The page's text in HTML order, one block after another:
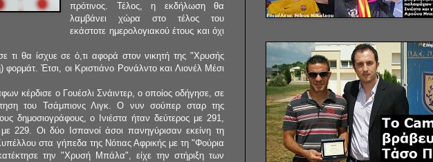
πρότινος. Τέλος, η εκδήλωση θα
λαμβάνει χώρα στο τέλος του
εκάστοτε ημερολογιακού έτους και όχι
τι θα ίσχυε σε ό,τι αφορά στον νικητή της "Χρυσής
Έτσι, οι Κριστιάνο Ρονάλντο και Λιονέλ Μέσι
κέρδισε ο Γουέσλι Σνάιντερ, ο οποίος οδήγησε, σε
του Τσάμπιονς Λιγκ. Ο νυν σούπερ σταρ της
δημοσιογράφους, ο Ινιέστα ήταν δεύτερος με 291,
229. Οι δύο Ισπανοί άσοι πανηγύρισαν εκείνη τη
στα γήπεδα της Νότιας Αφρικής με τη "Φούρια
την "Χρυσή Μπάλα", είχε την στήριξη των